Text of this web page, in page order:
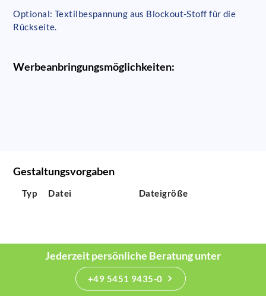
Optional: Textilbespannung aus Blockout-Stoff für die
Rückseite.
Werbeanbringungsmöglichkeiten:
Gestaltungsvorgaben
Typ Datei Dateigröße
Jederzeit persönliche Beratung unter
+49 5451 9435-0